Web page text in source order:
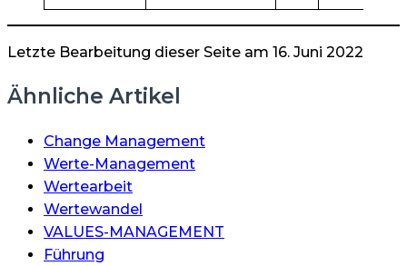
Letzte Bearbeitung dieser Seite am 16. Juni 2022
Ähnliche Artikel
Change Management
Werte-Management
Wertearbeit
Wertewandel
VALUES-MANAGEMENT
Führung